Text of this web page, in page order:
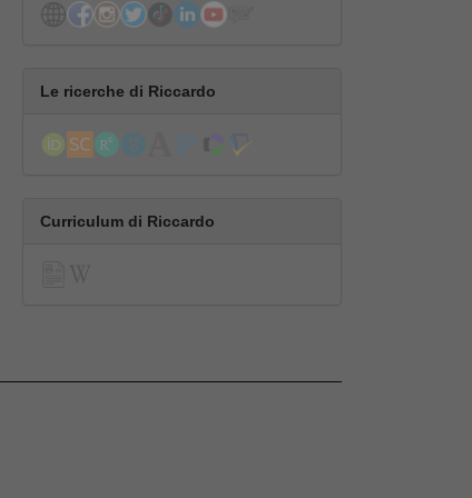
Le ricerche di Riccardo
Curriculum di Riccardo